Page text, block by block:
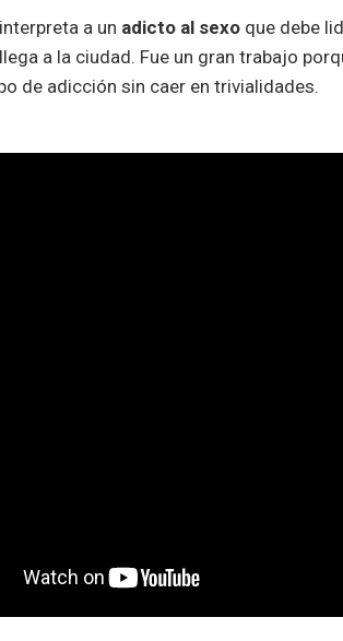
a un adicto al sexo que debe
a la ciudad. Fue un gran trabajo
de adicción sin caer en trivialidades.